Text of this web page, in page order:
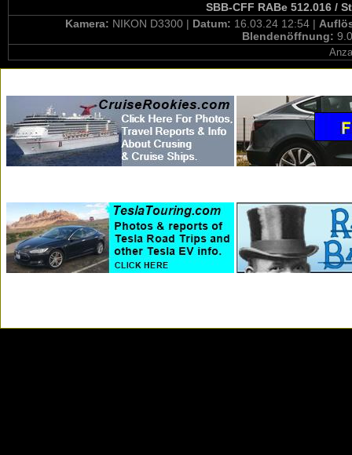
SBB-CFF RABe 512.016 /
Kamera: NIKON D3300 | Datum: 16.03.24 12:54 |
Blendenöffnung: